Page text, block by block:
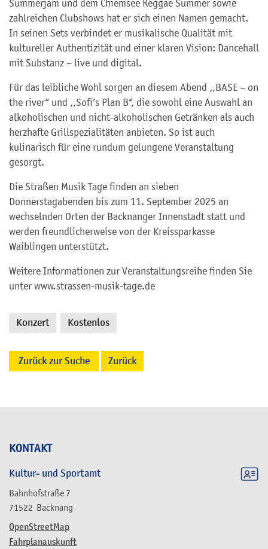
KONTAKT
Kultur- und Sportamt
Bahnhofstraße 7
71522 Backnang
OpenStreetMap
Fahrplanauskunft
Summerjam und dem Chiemsee Reggae Summer sowie
zahlreichen Clubshows hat er sich einen Namen gemacht.
In seinen Sets verbindet er musikalische Qualität mit
kultureller Authentizität und einer klaren Vision: Dancehall
mit Substanz – live und digital.
Für das leibliche Wohl sorgen an diesem Abend ,,BASE – on
the river‘‘ und ,,Sofi’s Plan B‘‘, die sowohl eine Auswahl an
alkoholischen und nicht-alkoholischen Getränken als auch
herzhafte Grillspezialitäten anbieten. So ist auch
kulinarisch für eine rundum gelungene Veranstaltung
gesorgt.
Die Straßen Musik Tage finden an sieben
Donnerstagabenden bis zum 11. September 2025 an
wechselnden Orten der Backnanger Innenstadt statt und
werden freundlicherweise von der Kreissparkasse
Waiblingen unterstützt.
Weitere Informationen zur Veranstaltungsreihe finden Sie
unter www.strassen-musik-tage.de
Konzert Kostenlos
Zurück zur Suche Zurück